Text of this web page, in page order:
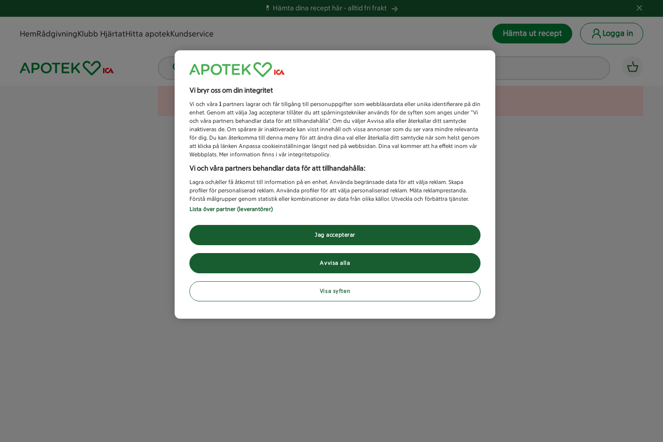
💊 Hämta dina recept här -alltid fri frakt
HemRådgivningKlubb HjärtatHitta apotekKundservice Hämta ut recept Logga in
Vad letar du efter idag?
Unknown error
Vi bryr oss om din integritet
Vi och våra 1 partners lagrar och får tillgång till personuppgifter som webbläsardata eller unika identifierare på din
enhet. Genom att välja Jag accepterar tillåter du att spårningstekniker används för de syften som anges under ”Vi
och våra partners behandlar data för att tillhandahålla”. Om du väljer Avvisa alla eller återkallar ditt samtycke
inaktiveras de. Om spårare är inaktiverade kan visst innehåll och vissa annonser som du ser vara mindre relevanta
för dig. Du kan återkomma till denna meny för att ändra dina val eller återkalla ditt samtycke när som helst genom
att klicka på länken Anpassa cookieinställningar längst ned på webbsidan. Dina val kommer att ha effekt inom vår
Webbplats. Mer information finns i vår integritetspolicy.
Vi och våra partners behandlar data för att tillhandahålla:
Lagra och/eller få åtkomst till information på en enhet. Använda begränsade data för att välja reklam. Skapa
profiler för personaliserad reklam. Använda profiler för att välja personaliserad reklam. Mäta reklamprestanda.
Förstå målgrupper genom statistik eller kombinationer av data från olika källor. Utveckla och förbättra tjänster.
Lista över partner (leverantörer)
Avvisa alla
Jag accepterar
Visa syften